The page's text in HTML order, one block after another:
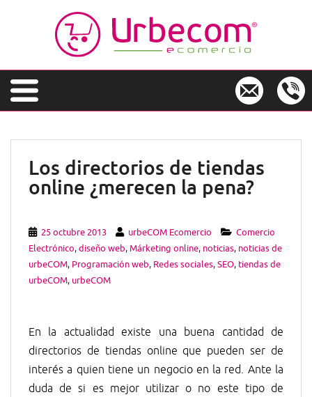
t
Los directorios de tiendas
online ¿merecen la pena?
25 octubre 2013 urbeCOM Ecomercio
Comercio
Electrónico,diseño web,Márketing online, noticias, noticias de
urbeCOM, Programación web, Redes sociales,SEO, tiendas de
urbeCOM, urbeCOM
En la actualidad existe una buena cantidad de
directorios de tiendas online que pueden ser de
interés a quien tiene un negocio en la red. Ante la
duda de si es mejor utilizar o no este tipo de